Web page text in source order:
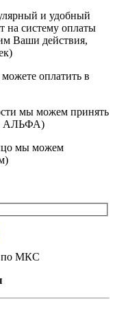
и удобный
на систему оплаты
Ваши действия,
оплатить в
мы можем принять
АЛЬФА)
мы можем
по МКС